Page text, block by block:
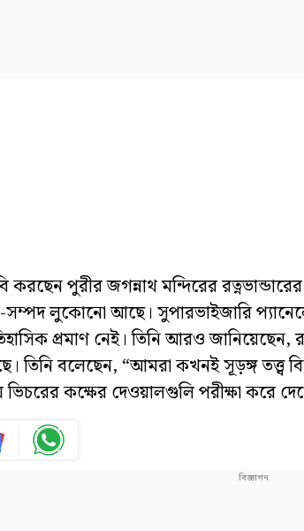
পুরীর জগন্নাথ মন্দিরের
লুকোনো আছে। সুপারভাইজারি
প্রমাণ নেই। তিনি আরও জানিয়েছেন,
তিনি বলেছেন, “আমরা কখনই সূড়ঙ্গ তত্ত্ব
কক্ষের দেওয়ালগুলি পরীক্ষা করে